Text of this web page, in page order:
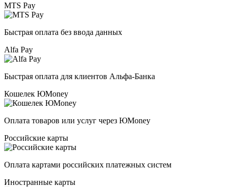
MTS Pay
Быстрая оплата без ввода данных
Alfa Pay
Быстрая оплата для клиентов Альфа-Банка
Кошелек ЮMoney
Оплата товаров или услуг через ЮMoney
Российские карты
Оплата картами российских платежных систем
Иностранные карты